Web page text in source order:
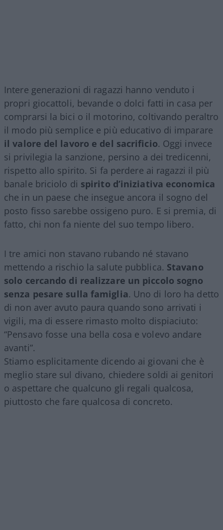
Intere generazioni di ragazzi hanno venduto i
propri giocattoli, bevande o dolci fatti in casa per
comprarsi la bici o il motorino, coltivando peraltro
il modo più semplice e più educativo di imparare
il valore del lavoro e del sacrificio. Oggi invece
si privilegia la sanzione, persino a dei tredicenni,
rispetto allo spirito. Si fa perdere ai ragazzi il più
banale briciolo di spirito d’iniziativa economica
che in un paese che insegue ancora il sogno del
posto fisso sarebbe ossigeno puro. E si premia, di
fatto, chi non fa niente del suo tempo libero.
I tre amici non stavano rubando né stavano
mettendo a rischio la salute pubblica. Stavano
solo cercando di realizzare un piccolo sogno
senza pesare sulla famiglia. Uno di loro ha detto
di non aver avuto paura quando sono arrivati i
vigili, ma di essere rimasto molto dispiaciuto:
“Pensavo fosse una bella cosa e volevo andare
avanti”.
Stiamo esplicitamente dicendo ai giovani che è
meglio stare sul divano, chiedere soldi ai genitori
o aspettare che qualcuno gli regali qualcosa,
piuttosto che fare qualcosa di concreto.